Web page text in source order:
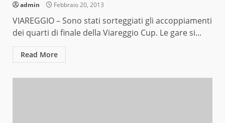
admin Febbraio 20, 2013
VIAREGGIO – Sono stati sorteggiati gli accoppiamenti
dei quarti di finale della Viareggio Cup. Le gare si...
Read More